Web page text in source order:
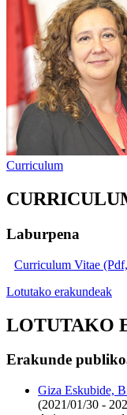
Curriculum
Laburpena
Curriculum Vitae
Lotutako erakundeak
LOTUTAKO
Erakunde
Giza Eskubide,
(2021/01/30 -